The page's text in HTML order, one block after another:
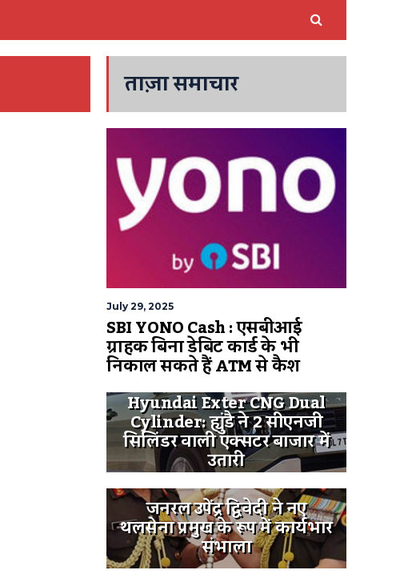
ताज़ा समाचार
July 29, 2025
SBI YONO Cash : एसबीआई
ग्राहक बिना डेबिट कार्ड के भी
निकाल सकते हैं ATM से कैश
Hyundai Exter CNG Dual
Cylinder: ह्युंडै ने 2 सीएनजी
सिलिंडर वाली एक्सटर बाजार में
उतारी
जनरल उपेंद्र द्विवेदी ने नए
थलसेना प्रमुख के रूप में कार्यभार
संभाला